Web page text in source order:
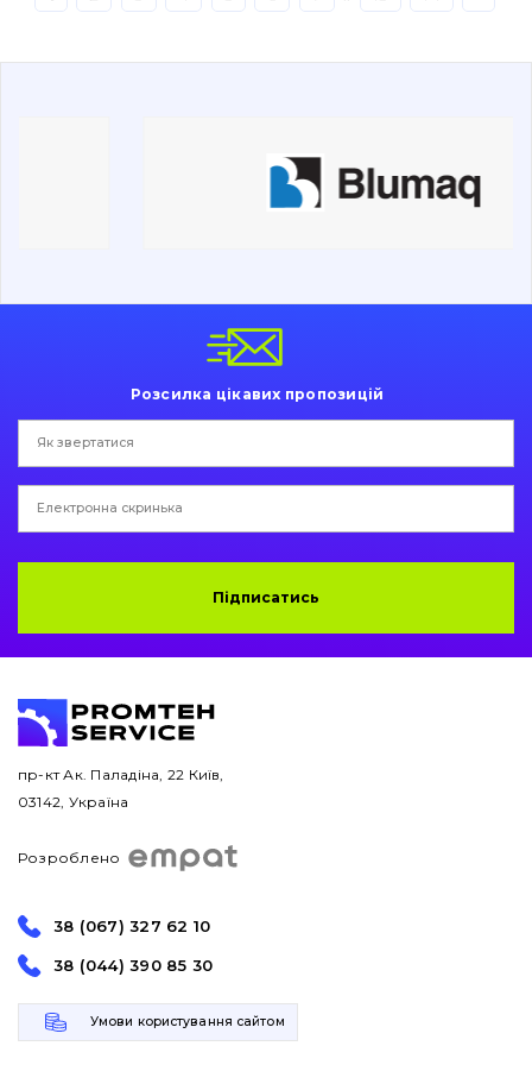
Розсилка цікавих пропозицій
Підписатись
пр-кт Ак. Паладіна, 22 Київ,
03142, Україна
Розроблено
38 (067) 327 62 10
38 (044) 390 85 30
Умови користування сайтом